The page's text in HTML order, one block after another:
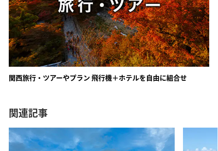
ANAトラベラーズ厳選 あわら ANAトラベラーズ厳選 飛騨
ANAトラベラーズ厳選 伊勢志
関西旅行・ツアーやプラン 飛行機＋ホテルを自由に組合せ
関連記事